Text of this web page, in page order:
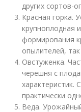
других сортов-
Красная горка.
крупноплодная
формирования
опылителей,
Овстуженка.
черешня с
характеристик.
практически
Веда.